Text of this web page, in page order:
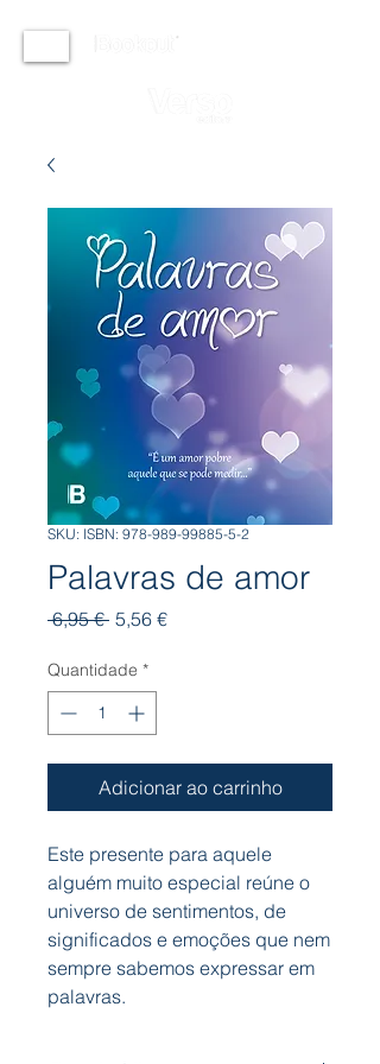
SKU: ISBN: 978-989-99885-5-2
Palavras de amor
6,95 € Preço
5,56 €Preço
Quantidade *
Adicionar ao carrinho
Este presente para aquele
alguém muito especial reúne o
universo de sentimentos, de
significados e emoções que nem
sempre sabemos expressar em
palavras.